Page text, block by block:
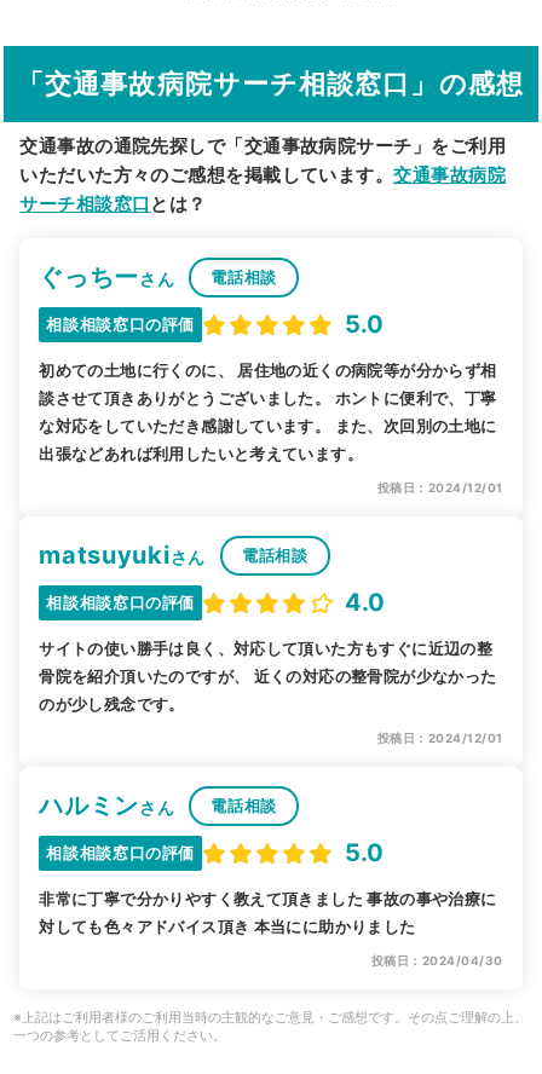
駅から探す 院名から探す
「交通事故病院サーチ相談窓口」の感想
交通事故の通院先探しで「交通事故病院サーチ」をご利用
いただいた方々のご感想を掲載しています。交通事故病院
サーチ相談窓口 とは？
ぐっちーさん 電話相談
相談相談窓口の評価 5.0
初めての土地に行くのに、 居住地の近くの病院等が分からず相
談させて頂きありがとうございました。 ホントに便利で、丁寧
な対応をしていただき感謝しています。 また、次回別の土地に
出張などあれば利用したいと考えています。
投稿日：2024/12/01
matsuyukiさん 電話相談
相談相談窓口の評価 4.0
サイトの使い勝手は良く、対応して頂いた方もすぐに近辺の整
骨院を紹介頂いたのですが、 近くの対応の整骨院が少なかった
のが少し残念です。
投稿日：2024/12/01
ハルミンさん 電話相談
相談相談窓口の評価 5.0
非常に丁寧で分かりやすく教えて頂きました 事故の事や治療に
対しても色々アドバイス頂き 本当にに助かりました
投稿日：2024/04/30
※上記はご利用者様のご利用当時の主観的なご意見・ご感想です。その点ご理解の上、
一つの参考としてご活用ください。